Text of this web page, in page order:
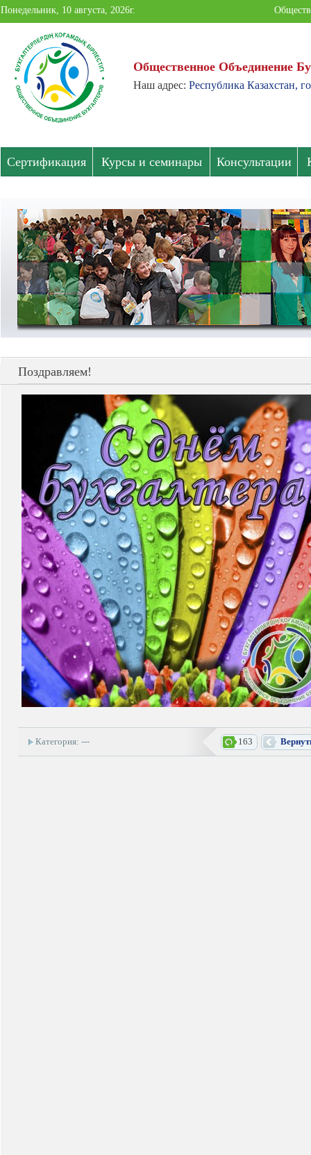
Понедельник, 10 августа, 2026г.
Павлодарской
области
Общественное Объединение
Наш адрес: Республика Казахстан,
Сертификация Курсы и семинары Консультации
Поздравляем!
163
Категория: ---